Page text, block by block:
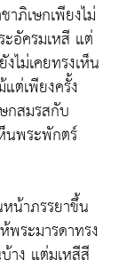
ภิเษกเพียงไม่
ะอัครมเหสี แต่
ไม่เคยทรงเห็น
ต่เพียงครั้ง
กสมรสกับ
นพระพักตร์
น้าภรรยาขึ้น
พระมารดาทรง
าง แต่มเหสีสี